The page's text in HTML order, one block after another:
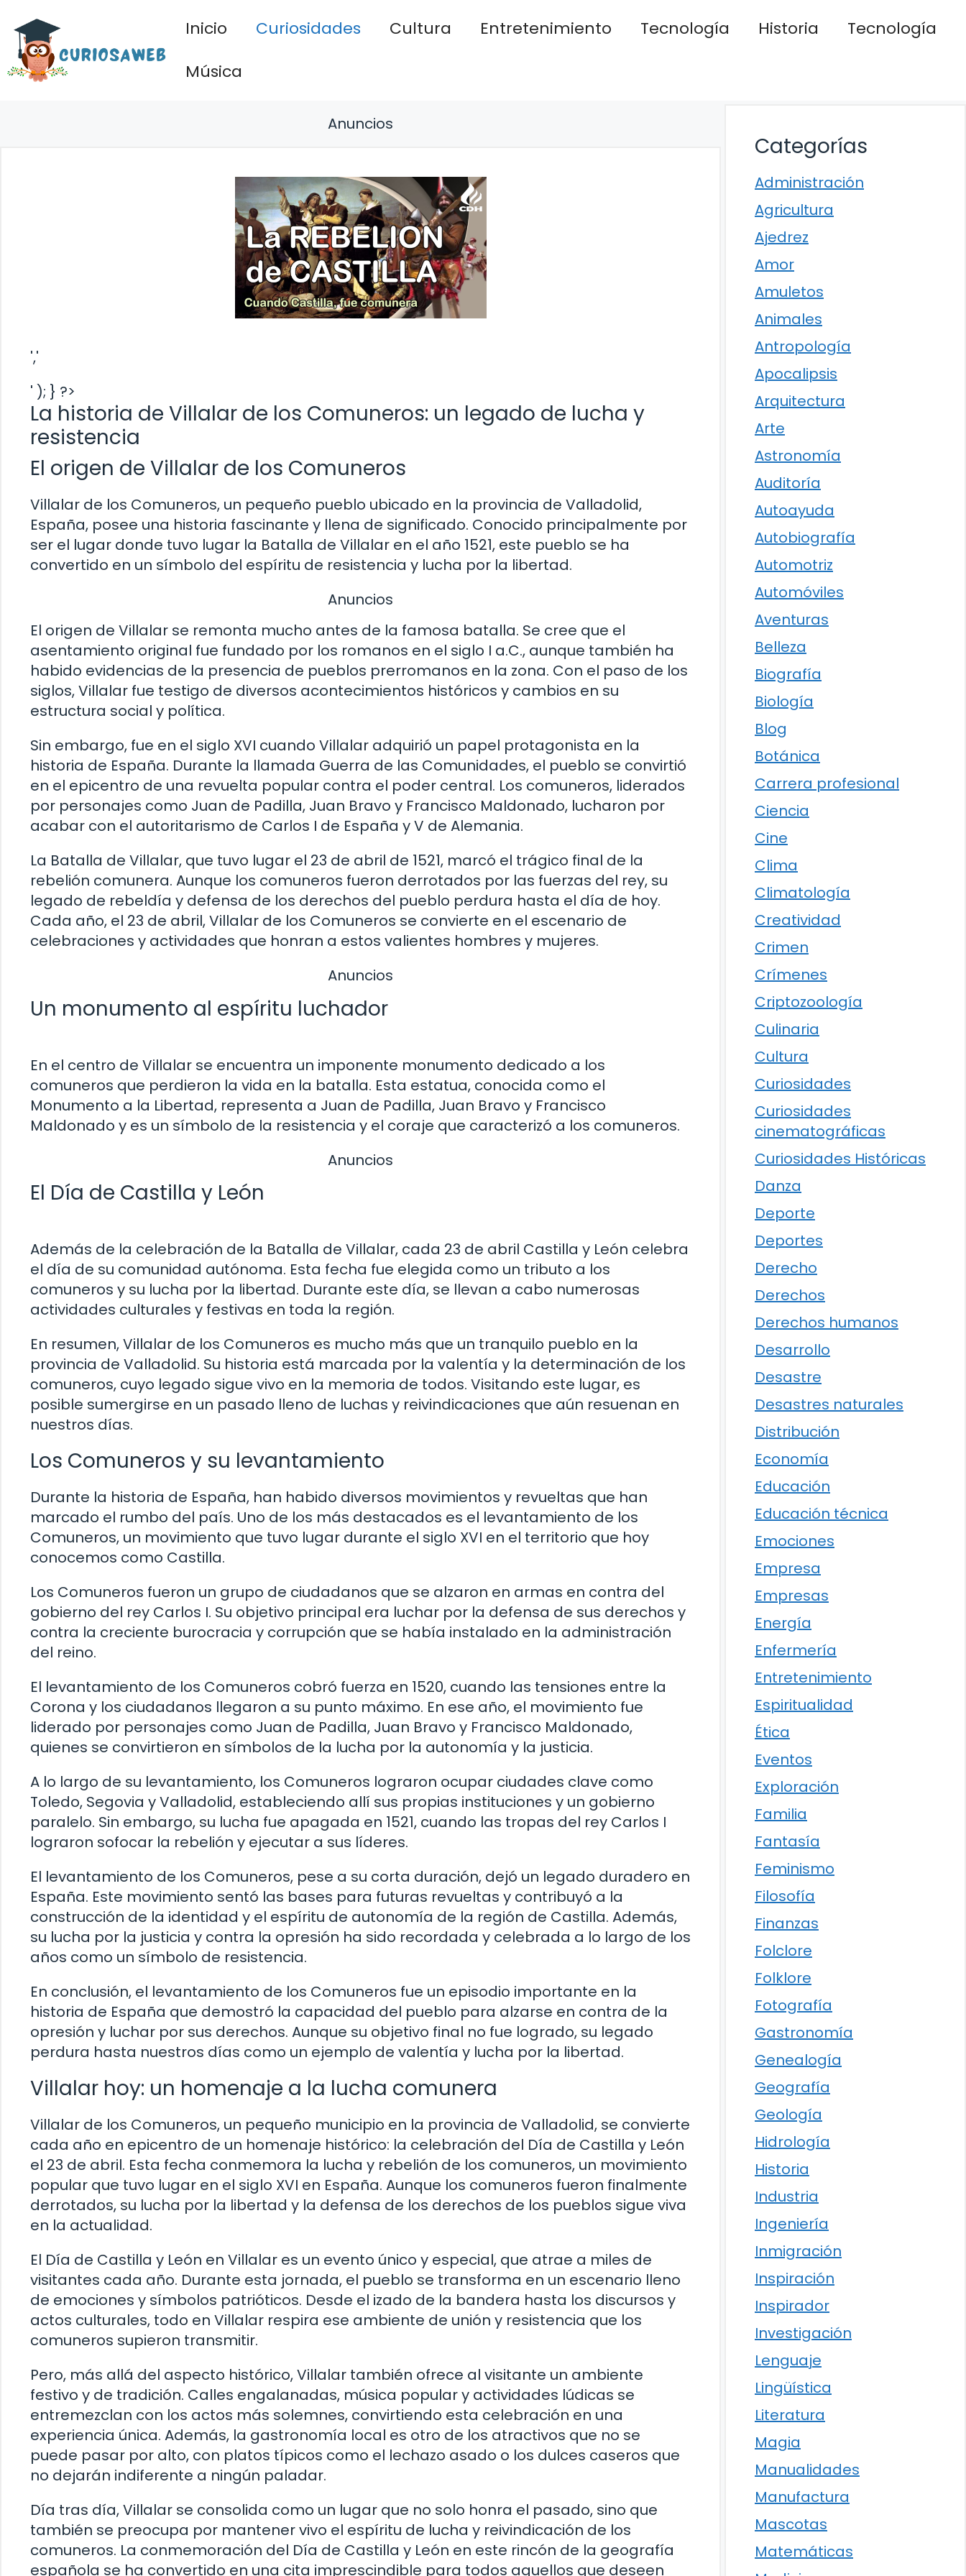
contenido
Inicio Curiosidades Cultura Entretenimiento Tecnología Historia
Tecnología
Música
Anuncios
','
' ); } ?>
La historia de Villalar de los Comuneros: un legado de lucha y
resistencia
El origen de Villalar de los Comuneros
Villalar de los Comuneros, un pequeño pueblo ubicado en la provincia de Valladolid,
España, posee una historia fascinante y llena de significado. Conocido principalmente por
ser el lugar donde tuvo lugar la Batalla de Villalar en el año 1521, este pueblo se ha
convertido en un símbolo del espíritu de resistencia y lucha por la libertad.
Anuncios
El origen de Villalar se remonta mucho antes de la famosa batalla. Se cree que el
asentamiento original fue fundado por los romanos en el siglo I a.C., aunque también ha
habido evidencias de la presencia de pueblos prerromanos en la zona. Con el paso de los
siglos, Villalar fue testigo de diversos acontecimientos históricos y cambios en su
estructura social y política.
Sin embargo, fue en el siglo XVI cuando Villalar adquirió un papel protagonista en la
historia de España. Durante la llamada Guerra de las Comunidades, el pueblo se convirtió
en el epicentro de una revuelta popular contra el poder central. Los comuneros, liderados
por personajes como Juan de Padilla, Juan Bravo y Francisco Maldonado, lucharon por
acabar con el autoritarismo de Carlos I de España y V de Alemania.
La Batalla de Villalar, que tuvo lugar el 23 de abril de 1521, marcó el trágico final de la
rebelión comunera. Aunque los comuneros fueron derrotados por las fuerzas del rey, su
legado de rebeldía y defensa de los derechos del pueblo perdura hasta el día de hoy.
Cada año, el 23 de abril, Villalar de los Comuneros se convierte en el escenario de
celebraciones y actividades que honran a estos valientes hombres y mujeres.
Anuncios
Un monumento al espíritu luchador
En el centro de Villalar se encuentra un imponente monumento dedicado a los
comuneros que perdieron la vida en la batalla. Esta estatua, conocida como el
Monumento a la Libertad, representa a Juan de Padilla, Juan Bravo y Francisco
Maldonado y es un símbolo de la resistencia y el coraje que caracterizó a los comuneros.
Anuncios
El Día de Castilla y León
Además de la celebración de la Batalla de Villalar, cada 23 de abril Castilla y León celebra
el día de su comunidad autónoma. Esta fecha fue elegida como un tributo a los
comuneros y su lucha por la libertad. Durante este día, se llevan a cabo numerosas
actividades culturales y festivas en toda la región.
En resumen, Villalar de los Comuneros es mucho más que un tranquilo pueblo en la
provincia de Valladolid. Su historia está marcada por la valentía y la determinación de los
comuneros, cuyo legado sigue vivo en la memoria de todos. Visitando este lugar, es
posible sumergirse en un pasado lleno de luchas y reivindicaciones que aún resuenan en
nuestros días.
Los Comuneros y su levantamiento
Durante la historia de España, han habido diversos movimientos y revueltas que han
marcado el rumbo del país. Uno de los más destacados es el levantamiento de los
Comuneros, un movimiento que tuvo lugar durante el siglo XVI en el territorio que hoy
conocemos como Castilla.
Los Comuneros fueron un grupo de ciudadanos que se alzaron en armas en contra del
gobierno del rey Carlos I. Su objetivo principal era luchar por la defensa de sus derechos y
contra la creciente burocracia y corrupción que se había instalado en la administración
del reino.
El levantamiento de los Comuneros cobró fuerza en 1520, cuando las tensiones entre la
Corona y los ciudadanos llegaron a su punto máximo. En ese año, el movimiento fue
liderado por personajes como Juan de Padilla, Juan Bravo y Francisco Maldonado,
quienes se convirtieron en símbolos de la lucha por la autonomía y la justicia.
A lo largo de su levantamiento, los Comuneros lograron ocupar ciudades clave como
Toledo, Segovia y Valladolid, estableciendo allí sus propias instituciones y un gobierno
paralelo. Sin embargo, su lucha fue apagada en 1521, cuando las tropas del rey Carlos I
lograron sofocar la rebelión y ejecutar a sus líderes.
El levantamiento de los Comuneros, pese a su corta duración, dejó un legado duradero en
España. Este movimiento sentó las bases para futuras revueltas y contribuyó a la
construcción de la identidad y el espíritu de autonomía de la región de Castilla. Además,
su lucha por la justicia y contra la opresión ha sido recordada y celebrada a lo largo de los
años como un símbolo de resistencia.
En conclusión, el levantamiento de los Comuneros fue un episodio importante en la
historia de España que demostró la capacidad del pueblo para alzarse en contra de la
opresión y luchar por sus derechos. Aunque su objetivo final no fue logrado, su legado
perdura hasta nuestros días como un ejemplo de valentía y lucha por la libertad.
Villalar hoy: un homenaje a la lucha comunera
Villalar de los Comuneros, un pequeño municipio en la provincia de Valladolid, se convierte
cada año en epicentro de un homenaje histórico: la celebración del Día de Castilla y León
el 23 de abril. Esta fecha conmemora la lucha y rebelión de los comuneros, un movimiento
popular que tuvo lugar en el siglo XVI en España. Aunque los comuneros fueron finalmente
derrotados, su lucha por la libertad y la defensa de los derechos de los pueblos sigue viva
en la actualidad.
El Día de Castilla y León en Villalar es un evento único y especial, que atrae a miles de
visitantes cada año. Durante esta jornada, el pueblo se transforma en un escenario lleno
de emociones y símbolos patrióticos. Desde el izado de la bandera hasta los discursos y
actos culturales, todo en Villalar respira ese ambiente de unión y resistencia que los
comuneros supieron transmitir.
Pero, más allá del aspecto histórico, Villalar también ofrece al visitante un ambiente
festivo y de tradición. Calles engalanadas, música popular y actividades lúdicas se
entremezclan con los actos más solemnes, convirtiendo esta celebración en una
experiencia única. Además, la gastronomía local es otro de los atractivos que no se
puede pasar por alto, con platos típicos como el lechazo asado o los dulces caseros que
no dejarán indiferente a ningún paladar.
Día tras día, Villalar se consolida como un lugar que no solo honra el pasado, sino que
también se preocupa por mantener vivo el espíritu de lucha y reivindicación de los
comuneros. La conmemoración del Día de Castilla y León en este rincón de la geografía
española se ha convertido en una cita imprescindible para todos aquellos que deseen
Categorías
Administración
Agricultura
Ajedrez
Amor
Amuletos
Animales
Antropología
Apocalipsis
Arquitectura
Arte
Astronomía
Auditoría
Autoayuda
Autobiografía
Automotriz
Automóviles
Aventuras
Belleza
Biografía
Biología
Blog
Botánica
Carrera profesional
Ciencia
Cine
Clima
Climatología
Creatividad
Crimen
Crímenes
Criptozoología
Culinaria
Cultura
Curiosidades
Curiosidades
cinematográficas
Curiosidades Históricas
Danza
Deporte
Deportes
Derecho
Derechos
Derechos humanos
Desarrollo
Desastre
Desastres naturales
Distribución
Economía
Educación
Educación técnica
Emociones
Empresa
Empresas
Energía
Enfermería
Entretenimiento
Espiritualidad
Ética
Eventos
Exploración
Familia
Fantasía
Feminismo
Filosofía
Finanzas
Folclore
Folklore
Fotografía
Gastronomía
Genealogía
Geografía
Geología
Hidrología
Historia
Industria
Ingeniería
Inmigración
Inspiración
Inspirador
Investigación
Lenguaje
Lingüística
Literatura
Magia
Manualidades
Manufactura
Mascotas
Matemáticas